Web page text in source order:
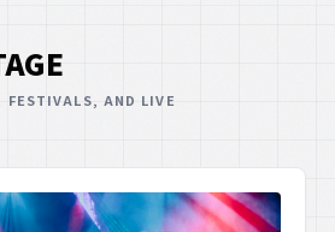
FESTIVALS, AND LIVE